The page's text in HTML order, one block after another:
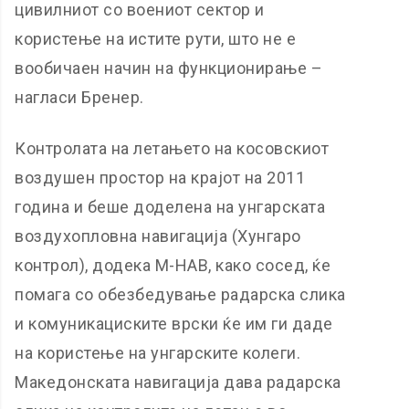
цивилниот со воениот сектор и
користење на истите рути, што не е
вообичаен начин на функционирање –
нагласи Бренер.
Контролата на летањето на косовскиот
воздушен простор на крајот на 2011
година и беше доделена на унгарската
воздухопловна навигација (Хунгаро
контрол), додека М-НАВ, како сосед, ќе
помага со обезбедување радарска слика
и комуникациските врски ќе им ги даде
на користење на унгарските колеги.
Македонската навигација дава радарска